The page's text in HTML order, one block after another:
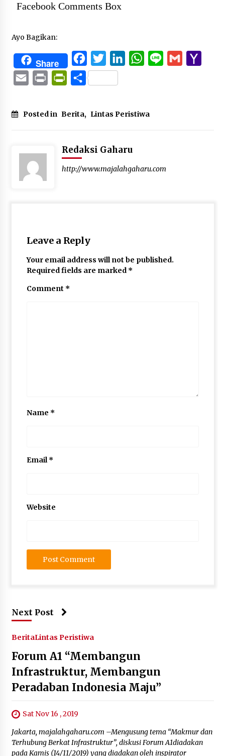
Facebook Comments Box
Ayo Bagikan:
Share FacebookTwitterLinkedInWhatsApp
Line Gmail
Email Print PrintFriendly
Share
Posted in Berita, Lintas Peristiwa
Redaksi Gaharu
http://www.majalahgaharu.com
Leave a Reply
Your email address will not be published.
Required fields are marked *
Comment *
Name *
Email*
Website
Next Post
BeritaLintas Peristiwa
Forum A1 “Membangun
Infrastruktur, Membangun
Peradaban Indonesia Maju”
Sat Nov 16 , 2019
Jakarta, majalahgaharu.com –Mengusung tema “Makmur dan
Terhubung Berkat Infrastruktur”, diskusi Forum A1diadakan
pada Kamis (14/11/2019) yang diadakan oleh inspirator